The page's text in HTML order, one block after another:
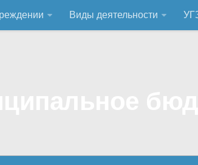
Виды деятельности